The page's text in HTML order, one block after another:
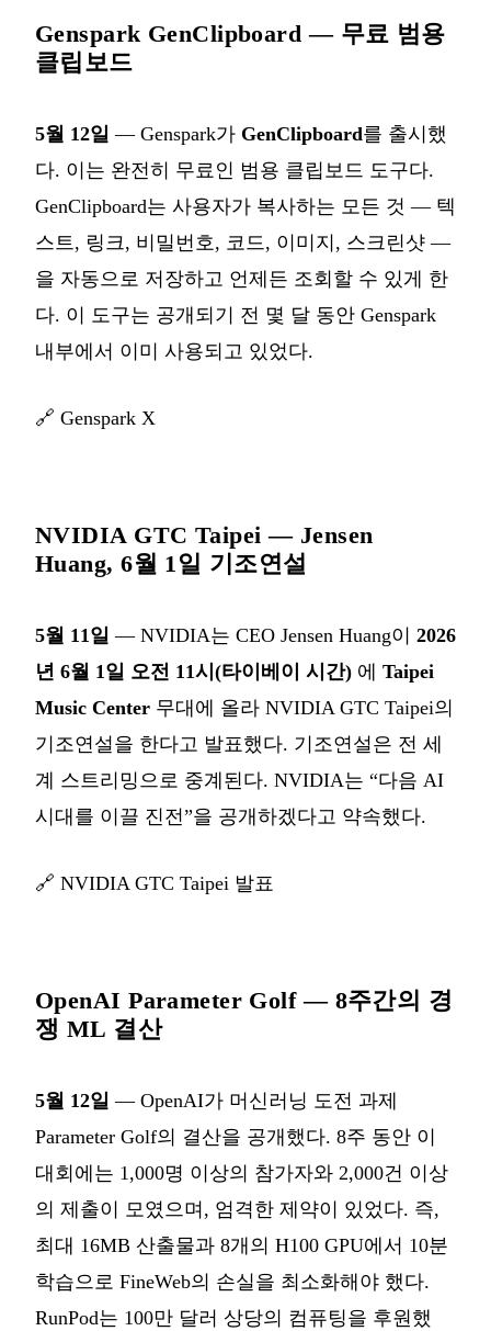
Genspark GenClipboard — 무료 범용
클립보드
5월 12일 — Genspark가 GenClipboard를 출시했
다. 이는 완전히 무료인 범용 클립보드 도구다.
GenClipboard는 사용자가 복사하는 모든 것 — 텍
스트, 링크, 비밀번호, 코드, 이미지, 스크린샷 —
을 자동으로 저장하고 언제든 조회할 수 있게 한
다. 이 도구는 공개되기 전 몇 달 동안 Genspark
내부에서 이미 사용되고 있었다.
🔗 Genspark X
NVIDIA GTC Taipei — Jensen
Huang, 6월 1일 기조연설
5월 11일 — NVIDIA는 CEO Jensen Huang이 2026
년 6월 1일 오전 11시(타이베이 시간) 에 Taipei
Music Center 무대에 올라 NVIDIA GTC Taipei의
기조연설을 한다고 발표했다. 기조연설은 전 세
계 스트리밍으로 중계된다. NVIDIA는 “다음 AI
시대를 이끌 진전”을 공개하겠다고 약속했다.
🔗 NVIDIA GTC Taipei 발표
OpenAI Parameter Golf — 8주간의 경
쟁 ML 결산
5월 12일 — OpenAI가 머신러닝 도전 과제
Parameter Golf의 결산을 공개했다. 8주 동안 이
대회에는 1,000명 이상의 참가자와 2,000건 이상
의 제출이 모였으며, 엄격한 제약이 있었다. 즉,
최대 16MB 산출물과 8개의 H100 GPU에서 10분
학습으로 FineWeb의 손실을 최소화해야 했다.
RunPod는 100만 달러 상당의 컴퓨팅을 후원했